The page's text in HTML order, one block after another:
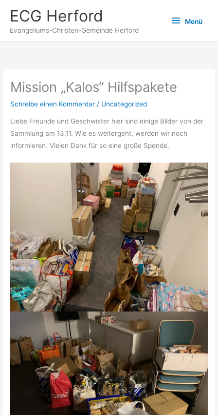
Inhalt
springen
ECG Herford
Evangeliums-Christen-Gemeinde Herford
Menü
Menü
Mission „Kalos“ Hilfspakete
Schreibe einen Kommentar / Uncategorized
Liebe Freunde und Geschwister hier sind einige Bilder von der
Sammlung am 13.11. Wie es weitergeht, werden wir noch
informieren. Vielen Dank für so eine große Spende.